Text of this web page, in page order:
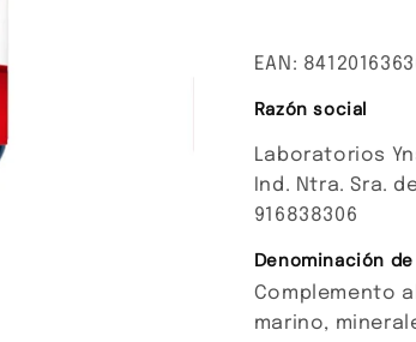
EAN:
Razón social
Laboratorios
Ind. Ntra. Sra.
916838306
Denominación
Complemento
marino,